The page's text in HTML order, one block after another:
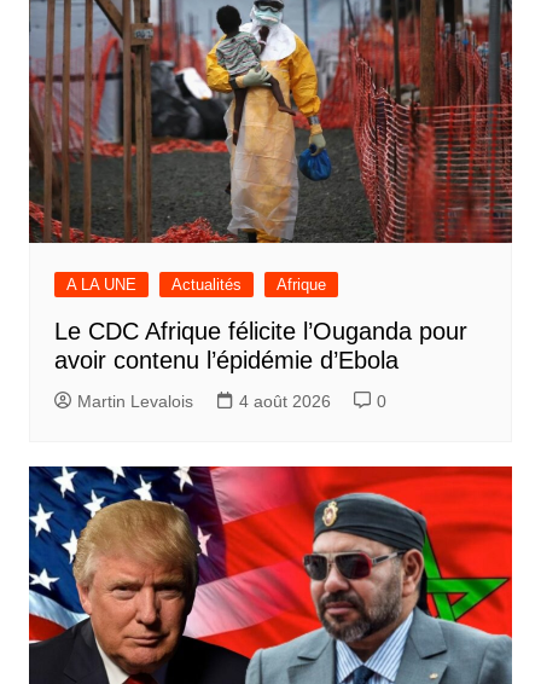
A LA UNE Actualités Afrique
Le CDC Afrique félicite l’Ouganda pour
avoir contenu l’épidémie d’Ebola
Martin Levalois 4 août 2026 0